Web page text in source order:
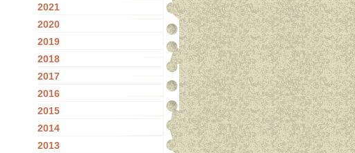
2021
2020
2019
2018
2017
2016
2015
2014
2013